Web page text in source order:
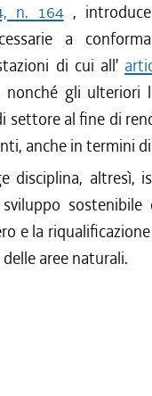
n. 164,
a
di cui all'
gli ulteriori
settore al fine di
anche in termini
disciplina,
e la
aree naturali.